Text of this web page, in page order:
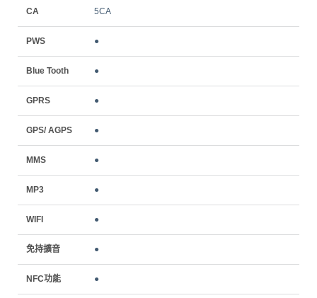
CA 5CA
PWS ●
Blue Tooth ●
GPRS ●
GPS/ AGPS ●
MMS ●
MP3 ●
WIFI ●
免持擴音 ●
NFC功能 ●